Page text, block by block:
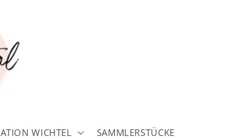
WICHTEL SAMMLERSTÜCKE